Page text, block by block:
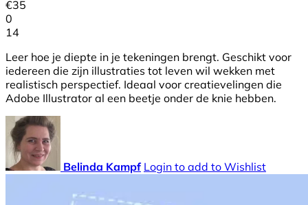
€35
0
14
Leer hoe je diepte in je tekeningen brengt. Geschikt voor
iedereen die zijn illustraties tot leven wil wekken met
realistisch perspectief. Ideaal voor creatievelingen die
Adobe Illustrator al een beetje onder de knie hebben.
Belinda Kampf Login to add to Wishlist